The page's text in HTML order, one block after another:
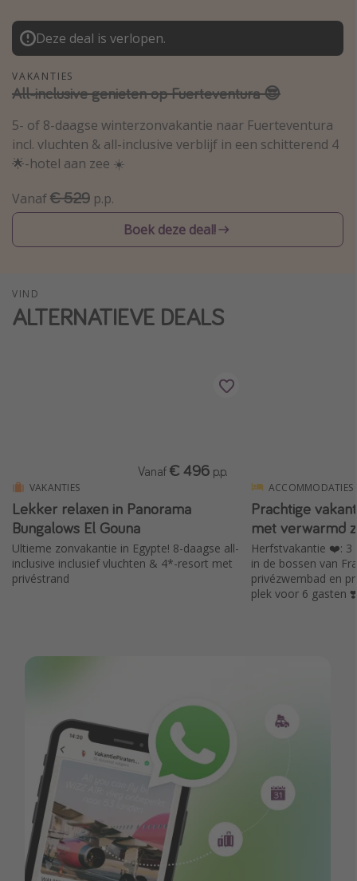
Thailand
Sardinie
Malta
Madeira
Egypte
Bali
Type vakantie
Weekendje weg
Vroegboeker
Groepsreizen
Reisblog
Reiskalender
25 beste pretparken
Beste keukens ter wereld
Strandvakantie in Italië
All inclusive vakantie in Griekenland
Deze deal is verlopen.
VAKANTIES
All-inclusive genieten op Fuerteventura 😎
5- of 8-daagse winterzonvakantie naar Fuerteventura
incl. vluchten & all-inclusive verblijf in een schitterend 4
🌟-hotel aan zee ☀️
Vanaf€ 529 p.p.
Boek deze deal!
VIND
ALTERNATIEVE DEALS
VAKANTIES
Lekker relaxen in Panorama
Bungalows El Gouna
Ultieme zonvakantie in Egypte! 8-daagse all-
inclusive inclusief vluchten & 4*-resort met
privéstrand
Vanaf € 496 p.p.
ACCOMMODATIES
Prachtige
met verwarmd
Herfstvakantie ❤️: 3
in de bossen van
privézwembad en
plek voor 6 gasten ❣️